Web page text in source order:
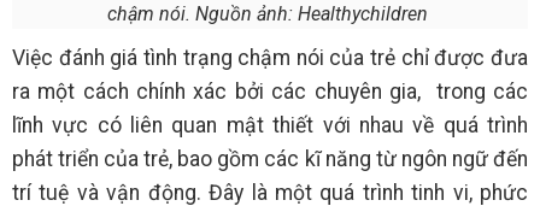
chậm nói. Nguồn ảnh: Healthychildren
Việc đánh giá tình trạng chậm nói của trẻ chỉ được đưa
ra một cách chính xác bởi các chuyên gia, trong các
lĩnh vực có liên quan mật thiết với nhau về quá trình
phát triển của trẻ, bao gồm các kĩ năng từ ngôn ngữ đến
trí tuệ và vận động. Đây là một quá trình tinh vi, phức